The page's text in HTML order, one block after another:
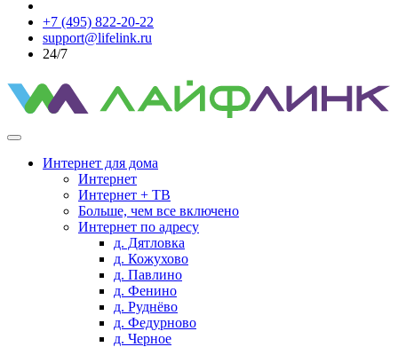
+7 (495) 822-20-22
support@lifelink.ru
24/7
Интернет для дома
Интернет
Интернет + ТВ
Больше, чем все включено
Интернет по адресу
д. Дятловка
д. Кожухово
д. Павлино
д. Фенино
д. Руднёво
д. Федурново
д. Черное